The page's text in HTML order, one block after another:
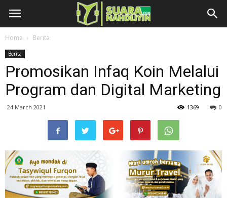
Home Berita
Berita
Promosikan Infaq Koin Melalui
Program dan Digital Marketing
24 March 2021 0
1369